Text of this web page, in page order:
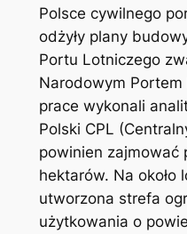
Polsce cywilnego
odżyły plany
Portu Lotniczego
Narodowym
prace wykonali
Polski CPL
powinien zajmować
hektarów. Na około
utworzona strefa
użytkowania o